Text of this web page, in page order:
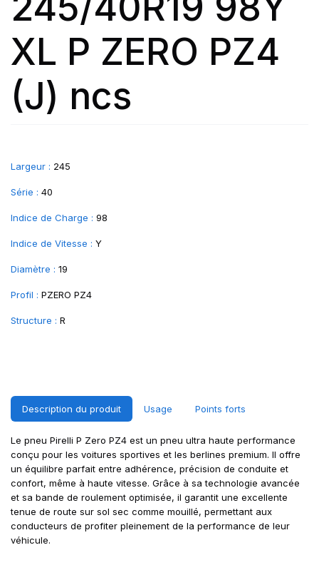
XL P ZERO PZ4
(J) ncs
Largeur : 245
Série : 40
Indice de Charge : 98
Indice de Vitesse : Y
Diamètre : 19
Profil : PZERO PZ4
Structure : R
Description du produit Usage Points forts
Le pneu Pirelli P Zero PZ4 est un pneu ultra haute performance
conçu pour les voitures sportives et les berlines premium. Il offre
un équilibre parfait entre adhérence, précision de conduite et
confort, même à haute vitesse. Grâce à sa technologie avancée
et sa bande de roulement optimisée, il garantit une excellente
tenue de route sur sol sec comme mouillé, permettant aux
conducteurs de profiter pleinement de la performance de leur
véhicule.